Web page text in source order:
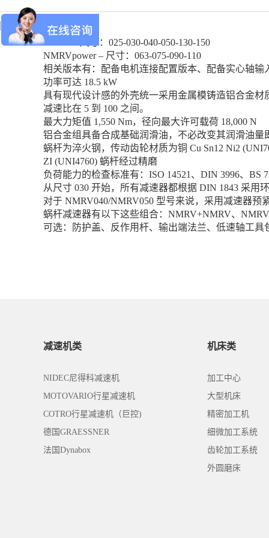
NMRV - 尺寸：025-030-040-050-130-150
NMRVpower – 尺寸：063-075-090-110
相关版本有：配备电机连接配置版本、配备实心轴输
功率可达 18.5 kW
具有现代设计感的外壳统一采用金属模铸造铝合金材
减速比在 5 到 100 之间。
最大力矩值 1,550 Nm，径向最大许可载荷 18,000 N
铝合金组具备合成基础润滑油，不必改变其润滑油量
蜗杆为淬火钢，传动齿轮材质为铜 Cu Sn12 Ni2
ZI (UNI4760) 蜗杆经过精磨
负荷能力的检查标准有：ISO 14521、DIN 3996、BS
从尺寸 030 开始，所有减速器都根据 DIN 1843 采用
对于 NMRV040/NMRV050 型号来说，采用减速器预
蜗杆减速器有以下这些组合：NMRV+NMRV、
可选：防护盖、反作用杆、输出端法兰、低速轴工
减速机类
NIDEC尼得科减速机
MOTOVARIO行星减速机
COTRO行星减速机（巨控)
德国GRAESSNER
法国Dynabox
机床类
加工中心
大型机床
精密加工机
细微加工系统
齿轮加工系统
外圆磨床